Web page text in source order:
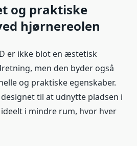
og praktiske
hjørnereolen
er ikke blot en æstetisk
men den byder også
og praktiske egenskaber.
til at udnytte pladsen i
i mindre rum, hvor hver